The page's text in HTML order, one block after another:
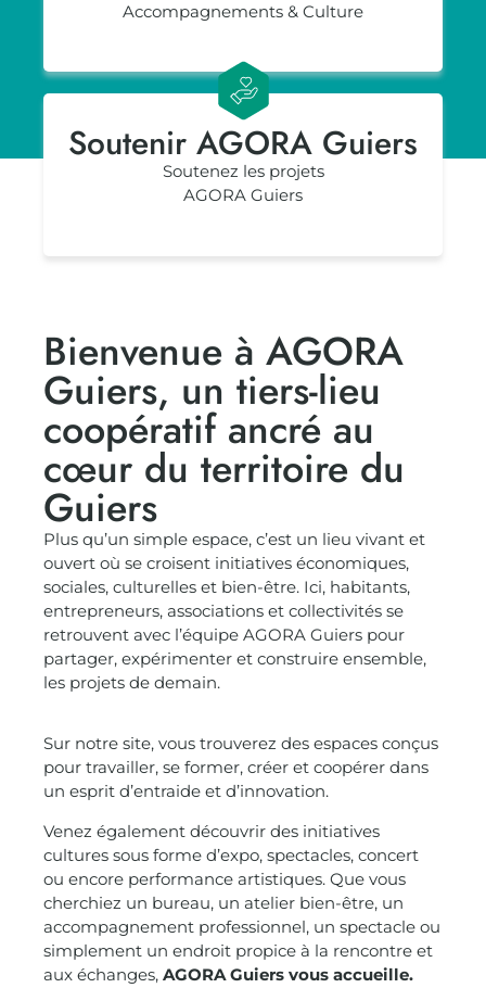
Accompagnements & Culture
Soutenir AGORA Guiers
Soutenez les projets
AGORA Guiers
Bienvenue à AGORA
Guiers, un tiers-lieu
coopératif ancré au
cœur du territoire du
Guiers
Plus qu’un simple espace, c’est un lieu vivant et
ouvert où se croisent initiatives économiques,
sociales, culturelles et bien-être. Ici, habitants,
entrepreneurs, associations et collectivités se
retrouvent avec l’équipe AGORA Guiers pour
partager, expérimenter et construire ensemble,
les projets de demain.
Sur notre site, vous trouverez des espaces conçus
pour travailler, se former, créer et coopérer dans
un esprit d’entraide et d’innovation.
Venez également découvrir des initiatives
cultures sous forme d’expo, spectacles, concert
ou encore performance artistiques. Que vous
cherchiez un bureau, un atelier bien-être, un
accompagnement professionnel, un spectacle ou
simplement un endroit propice à la rencontre et
aux échanges, AGORA Guiers vous accueille.